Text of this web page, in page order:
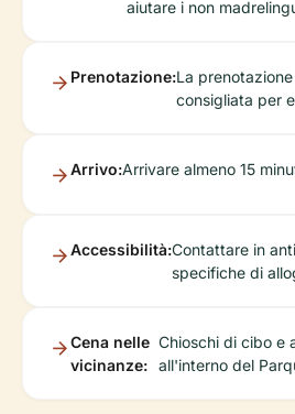
aiutare i non
Prenotazione:La
consigliata per
Arrivo:Arrivare almeno 15
Accessibilità:Contattare in
specifiche di
Cena nelle
vicinanze:
Chioschi di cibo e
all'interno del